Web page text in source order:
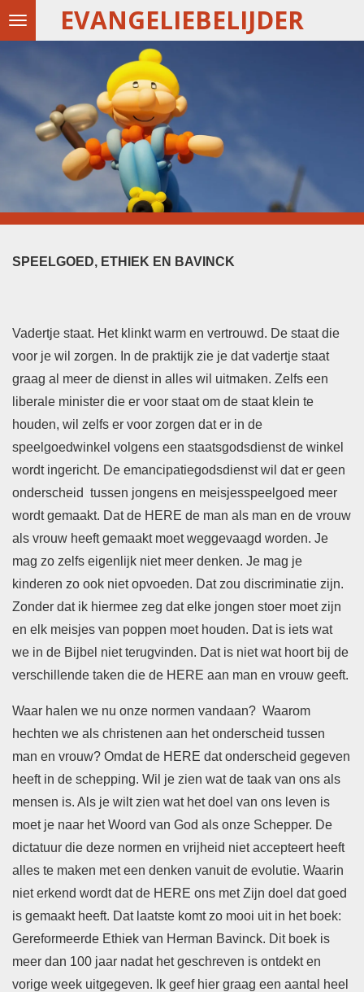
Ga
direct
hoofdinhoud
EVANGELIEBELIJDER
SPEELGOED, ETHIEK EN BAVINCK
Vadertje staat. Het klinkt warm en vertrouwd. De staat die
voor je wil zorgen. In de praktijk zie je dat vadertje staat
graag al meer de dienst in alles wil uitmaken. Zelfs een
liberale minister die er voor staat om de staat klein te
houden, wil zelfs er voor zorgen dat er in de
speelgoedwinkel volgens een staatsgodsdienst de winkel
wordt ingericht. De emancipatiegodsdienst wil dat er geen
onderscheid tussen jongens en meisjesspeelgoed meer
wordt gemaakt. Dat de HERE de man als man en de vrouw
als vrouw heeft gemaakt moet weggevaagd worden. Je
mag zo zelfs eigenlijk niet meer denken. Je mag je
kinderen zo ook niet opvoeden. Dat zou discriminatie zijn.
Zonder dat ik hiermee zeg dat elke jongen stoer moet zijn
en elk meisjes van poppen moet houden. Dat is iets wat
we in de Bijbel niet terugvinden. Dat is niet wat hoort bij de
verschillende taken die de HERE aan man en vrouw geeft.
Waar halen we nu onze normen vandaan? Waarom
hechten we als christenen aan het onderscheid tussen
man en vrouw? Omdat de HERE dat onderscheid gegeven
heeft in de schepping. Wil je zien wat de taak van ons als
mensen is. Als je wilt zien wat het doel van ons leven is
moet je naar het Woord van God als onze Schepper. De
dictatuur die deze normen en vrijheid niet accepteert heeft
alles te maken met een denken vanuit de evolutie. Waarin
niet erkend wordt dat de HERE ons met Zijn doel dat goed
is gemaakt heeft. Dat laatste komt zo mooi uit in het boek:
Gereformeerde Ethiek van Herman Bavinck. Dit boek is
meer dan 100 jaar nadat het geschreven is ontdekt en
vorige week uitgegeven. Ik geef hier graag een aantal heel